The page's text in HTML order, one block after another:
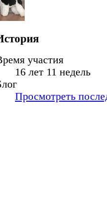
участия
16 лет 11 недель
Просмотреть